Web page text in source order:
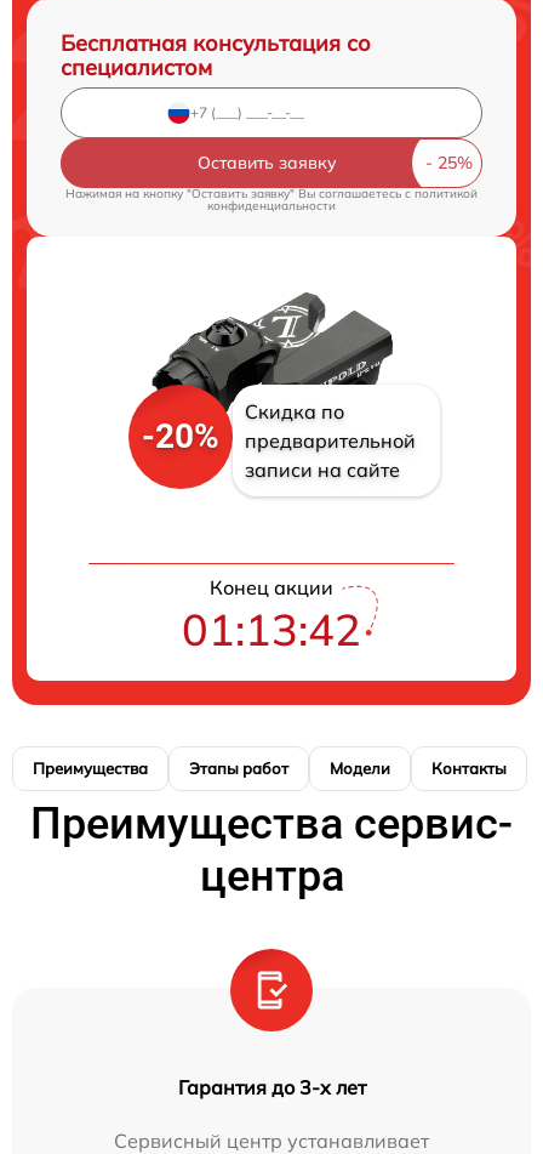
Бесплатная консультация со
специалистом
Оставить заявку
Нажимая на кнопку "Оставить заявку" Вы соглашаетесь cполитикой
конфиденциальности
-20%
Скидка по
предварительной
записи на сайте
Конец акции
01:13:41
Преимущества Этапы работ Модели Контакты
Преимущества сервис-
центра
Гарантия до 3-х лет
Сервисный центр устанавливает